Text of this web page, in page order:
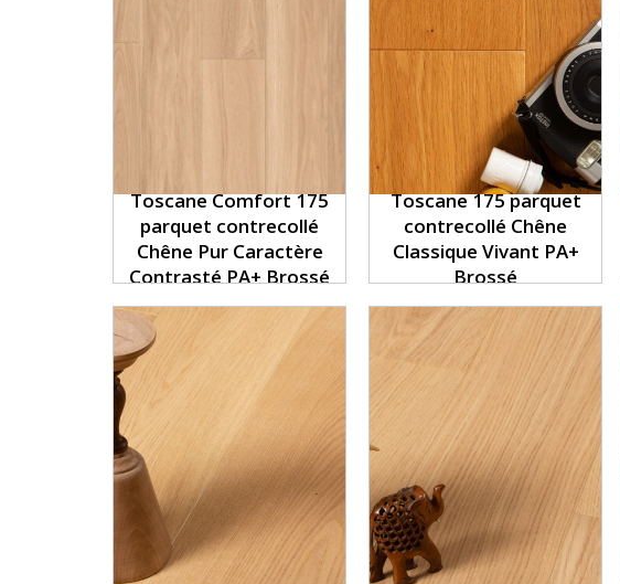
Toscane Comfort 175
parquet contrecollé
Chêne Pur Caractère
Contrasté PA+ Brossé
Toscane 175 parquet
contrecollé Chêne
Classique Vivant PA+
Brossé